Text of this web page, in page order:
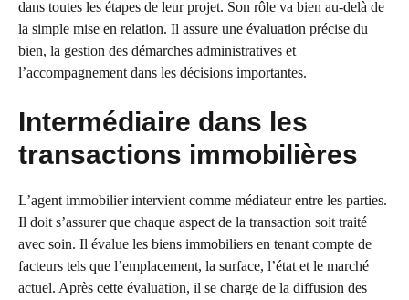
dans toutes les étapes de leur projet. Son rôle va bien au-delà de
la simple mise en relation. Il assure une évaluation précise du
bien, la gestion des démarches administratives et
l’accompagnement dans les décisions importantes.
Intermédiaire dans les
transactions immobilières
L’agent immobilier intervient comme médiateur entre les parties.
Il doit s’assurer que chaque aspect de la transaction soit traité
avec soin. Il évalue les biens immobiliers en tenant compte de
facteurs tels que l’emplacement, la surface, l’état et le marché
actuel. Après cette évaluation, il se charge de la diffusion des